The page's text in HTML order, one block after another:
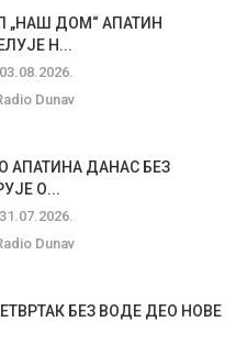
„НАШ ДОМ“ АПАТИН
Н...
03.08.2026.
Dunav
АПАТИНА ДАНАС БЕЗ
О...
31.07.2026.
Dunav
БЕЗ ВОДЕ ДЕО НОВЕ